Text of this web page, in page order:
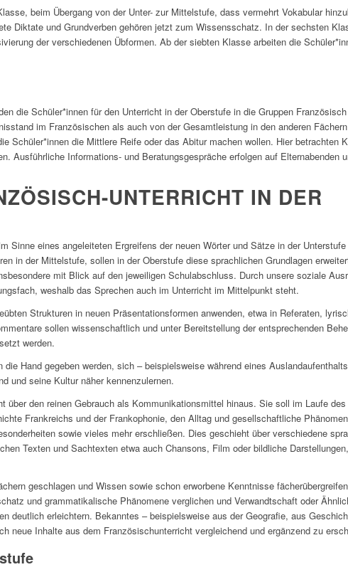
beim Übergang von der Unter- zur Mittelstufe, dass vermehrt Vokabular
Diktate und Grundverben gehören jetzt zum Wissensschatz. In der sechsten
der verschiedenen Übformen. Ab der siebten Klasse arbeiten die
die Schüler*innen für den Unterricht in der Oberstufe in die Gruppen
im Französischen als auch von der Gesamtleistung in den anderen
Schüler*innen die Mittlere Reife oder das Abitur machen wollen. Hier betrachten
Ausführliche Informations- und Beratungsgespräche erfolgen auf Elternabenden
UNTERRICHT IN DER
Sinne eines angeleiteten Ergreifens der neuen Wörter und Sätze in der
in der Mittelstufe, sollen in der Oberstufe diese sprachlichen Grundlagen
mit Blick auf den jeweiligen Schulabschluss. Durch unsere soziale
weshalb das Sprechen auch im Unterricht im Mittelpunkt steht.
Strukturen in neuen Präsentationsformen anwenden, etwa in Referaten,
sollen wissenschaftlich und unter Bereitstellung der entsprechenden
werden.
Hand gegeben werden, sich – beispielsweise während eines
und seine Kultur näher kennenzulernen.
über den reinen Gebrauch als Kommunikationsmittel hinaus. Sie soll im Laufe
Frankreichs und der Frankophonie, den Alltag und gesellschaftliche
sowie vieles mehr erschließen. Dies geschieht über verschiedene
Texten und Sachtexten etwa auch Chansons, Film oder bildliche
geschlagen und Wissen sowie schon erworbene Kenntnisse
und grammatikalische Phänomene verglichen und Verwandtschaft oder
deutlich erleichtern. Bekanntes – beispielsweise aus der Geografie, aus
neue Inhalte aus dem Französischunterricht vergleichend und ergänzend zu